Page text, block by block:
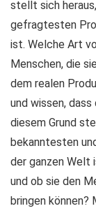
stellt sich
gefragtesten
ist. Welche Art
Menschen, die
dem realen
und wissen,
diesem Grund
bekanntesten
der ganzen Welt
und ob sie den
bringen